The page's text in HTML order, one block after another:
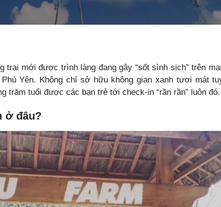
trại mới được trình làng đang gây “sốt sình sịch” trên
Yên. Không chỉ sở hữu không gian xanh tươi mát
trăm tuổi được các bạn trẻ tới check-in “rần rần” luôn đó.
ở đâu?